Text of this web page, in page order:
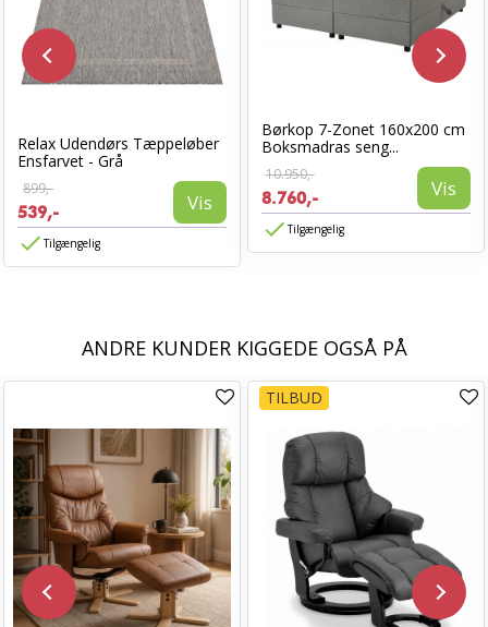
Relax Udendørs Tæppeløber
Ensfarvet - Grå
899,-
539,- Vis
Tilgængelig
Børkop 7-Zonet 160x200 cm
Boksmadras seng...
10.950,-
8.760,- Vis
Tilgængelig
ANDRE KUNDER KIGGEDE OGSÅ PÅ
TILBUD